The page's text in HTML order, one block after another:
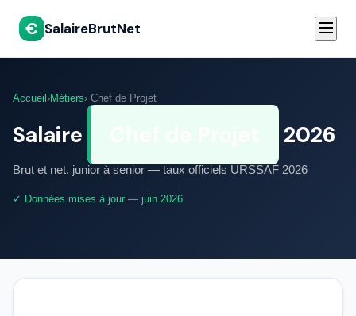
€ SalaireBrutNet
Accueil ›Métiers› Chef de Projet
Salaire 2026
Brut et net, junior à senior — taux officiels URSSAF 2026
✓ Données mises à jour — juin 2026